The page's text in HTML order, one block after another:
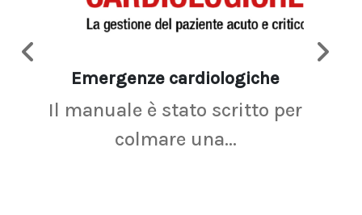
Emergenze cardiologiche
Il manuale è stato scritto per
colmare una...